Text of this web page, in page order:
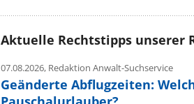
Aktuelle Rechtstipps unserer
07.08.2026, Redaktion Anwalt-Suchservice
Geänderte Abflugzeiten: